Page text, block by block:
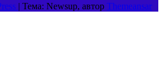
| Тема: Newsup, автор Themeansar